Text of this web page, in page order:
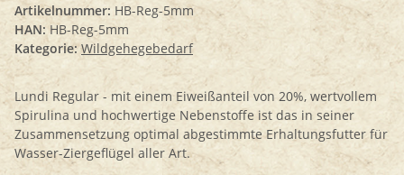
Artikelnummer: HB-Reg-5mm
HAN: HB-Reg-5mm
Kategorie:Wildgehegebedarf
Lundi Regular - mit einem Eiweißanteil von 20%, wertvollem
Spirulina und hochwertige Nebenstoffe ist das in seiner
Zusammensetzung optimal abgestimmte Erhaltungsfutter für
Wasser-Ziergeflügel aller Art.